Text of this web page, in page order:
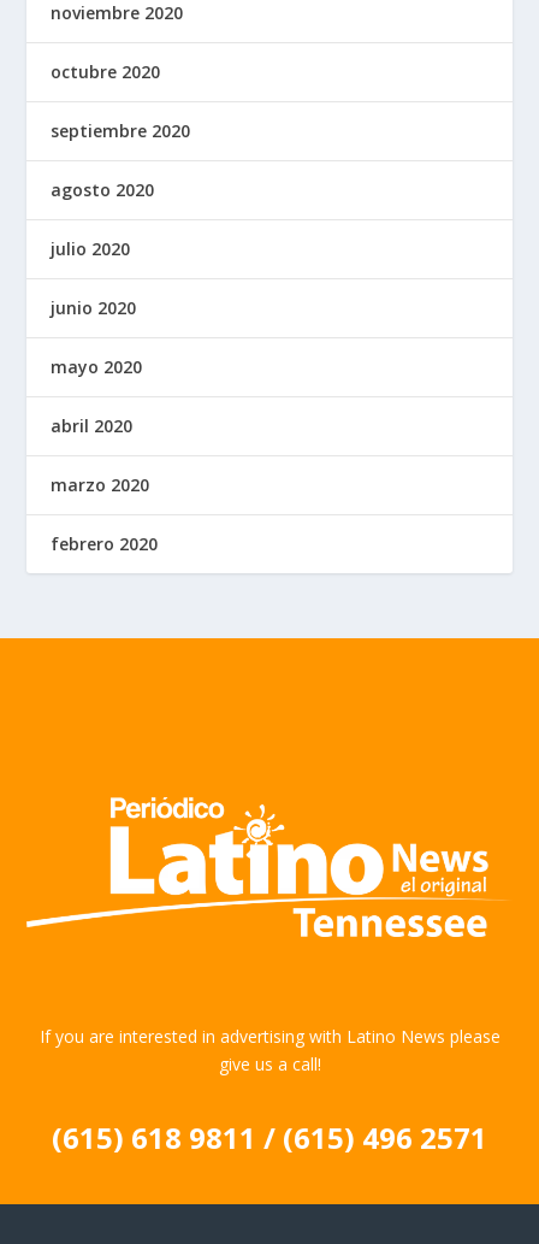
noviembre 2020
octubre 2020
septiembre 2020
agosto 2020
julio 2020
junio 2020
mayo 2020
abril 2020
marzo 2020
febrero 2020
If you are interested in advertising with Latino News please
give us a call!
(615) 618 9811 / (615) 496 2571